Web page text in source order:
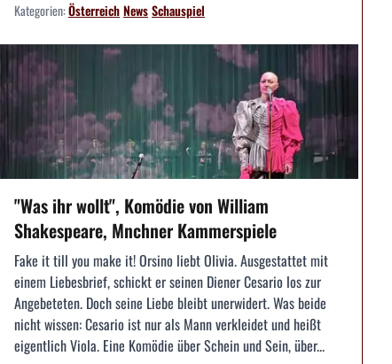
Kategorien:ÖsterreichNewsSchauspiel
"Was ihr wollt", Komödie von William
Shakespeare, Mnchner Kammerspiele
Fake it till you make it! Orsino liebt Olivia. Ausgestattet mit
einem Liebesbrief, schickt er seinen Diener Cesario los zur
Angebeteten. Doch seine Liebe bleibt unerwidert. Was beide
nicht wissen: Cesario ist nur als Mann verkleidet und heißt
eigentlich Viola. Eine Komödie über Schein und Sein, über...